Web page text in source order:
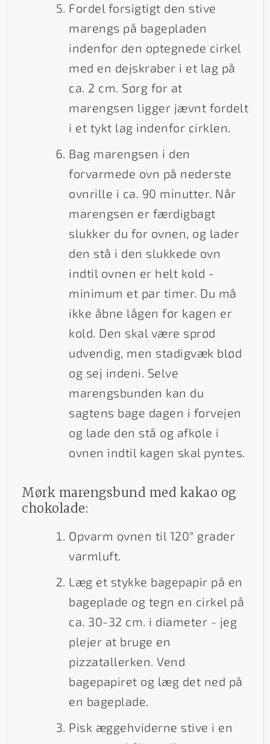
Fordel forsigtigt den stive
marengs på bagepladen
indenfor den optegnede cirkel
med en dejskraber i et lag på
ca. 2 cm. Sørg for at
marengsen ligger jævnt fordelt
i et tykt lag indenfor cirklen.
Bag marengsen i den
forvarmede ovn på nederste
ovnrille i ca. 90 minutter. Når
marengsen er færdigbagt
slukker du for ovnen, og lader
den stå i den slukkede ovn
indtil ovnen er helt kold -
minimum et par timer. Du må
ikke åbne lågen før kagen er
kold. Den skal være sprød
udvendig, men stadigvæk blød
og sej indeni. Selve
marengsbunden kan du
sagtens bage dagen i forvejen
og lade den stå og afkøle i
ovnen indtil kagen skal pyntes.
Mørk marengsbund med kakao og
chokolade:
Opvarm ovnen til 120° grader
varmluft.
Læg et stykke bagepapir på en
bageplade og tegn en cirkel på
ca. 30-32 cm. i diameter - jeg
plejer at bruge en
pizzatallerken. Vend
bagepapiret og læg det ned på
en bageplade.
Pisk æggehviderne stive i en